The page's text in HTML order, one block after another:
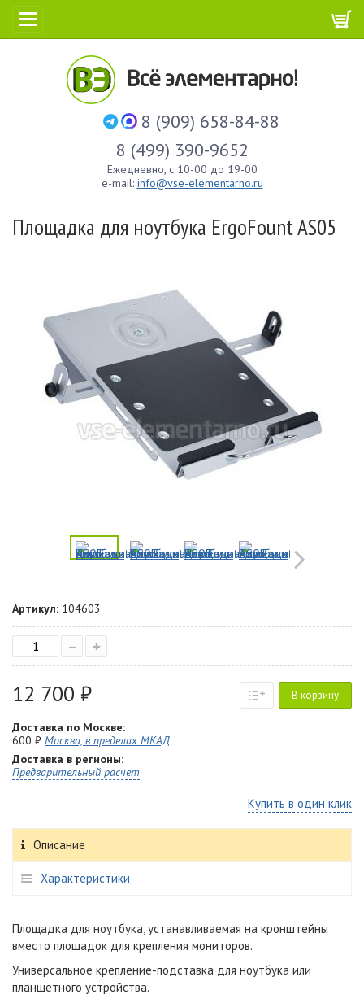
8 (909) 658-84-88
8 (499) 390-9652
Ежедневно, с 10-00 до 19-00
e-mail: info@vse-elementarno.ru
Площадка для ноутбука ErgoFount AS05
Артикул: 104603
– +
12 700 ₽ В корзину
Доставка по Москве:
600 ₽ Москва, в пределах МКАД
Доставка в регионы:
Предварительный расчет
Купить в один клик
Описание
Характеристики
Площадка для ноутбука, устанавливаемая на кронштейны
вместо площадок для крепления мониторов.
Универсальное крепление-подставка для ноутбука или
планшетного устройства.